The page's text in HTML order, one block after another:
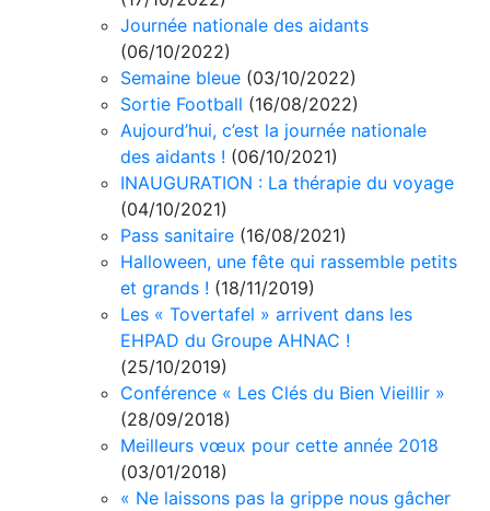
Journée nationale des aidants
(06/10/2022)
Semaine bleue (03/10/2022)
Sortie Football (16/08/2022)
Aujourd’hui, c’est la journée nationale
des aidants ! (06/10/2021)
INAUGURATION : La thérapie du voyage
(04/10/2021)
Pass sanitaire (16/08/2021)
Halloween, une fête qui rassemble petits
et grands ! (18/11/2019)
Les « Tovertafel » arrivent dans les
EHPAD du Groupe AHNAC !
(25/10/2019)
Conférence « Les Clés du Bien Vieillir »
(28/09/2018)
Meilleurs vœux pour cette année 2018
(03/01/2018)
« Ne laissons pas la grippe nous gâcher